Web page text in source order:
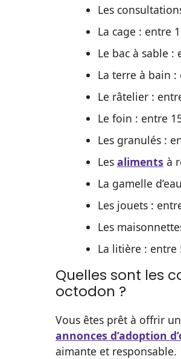
Les
La cage : entre
Le bac à sable :
La terre à bain :
Le râtelier :
Le foin : entre
Les granulés :
Les aliments à
La gamelle
Les jouets :
Les
La litière : entre
Quelles sont les
octodon ?
Vous êtes prêt à offrir
annonces d’adoption
aimante et responsable.